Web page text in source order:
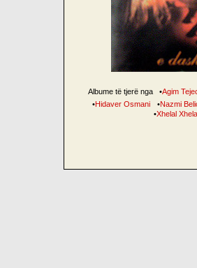
Albume të tjerë nga •Agim
•Hidaver Osmani •Nazmi
•Xhelal